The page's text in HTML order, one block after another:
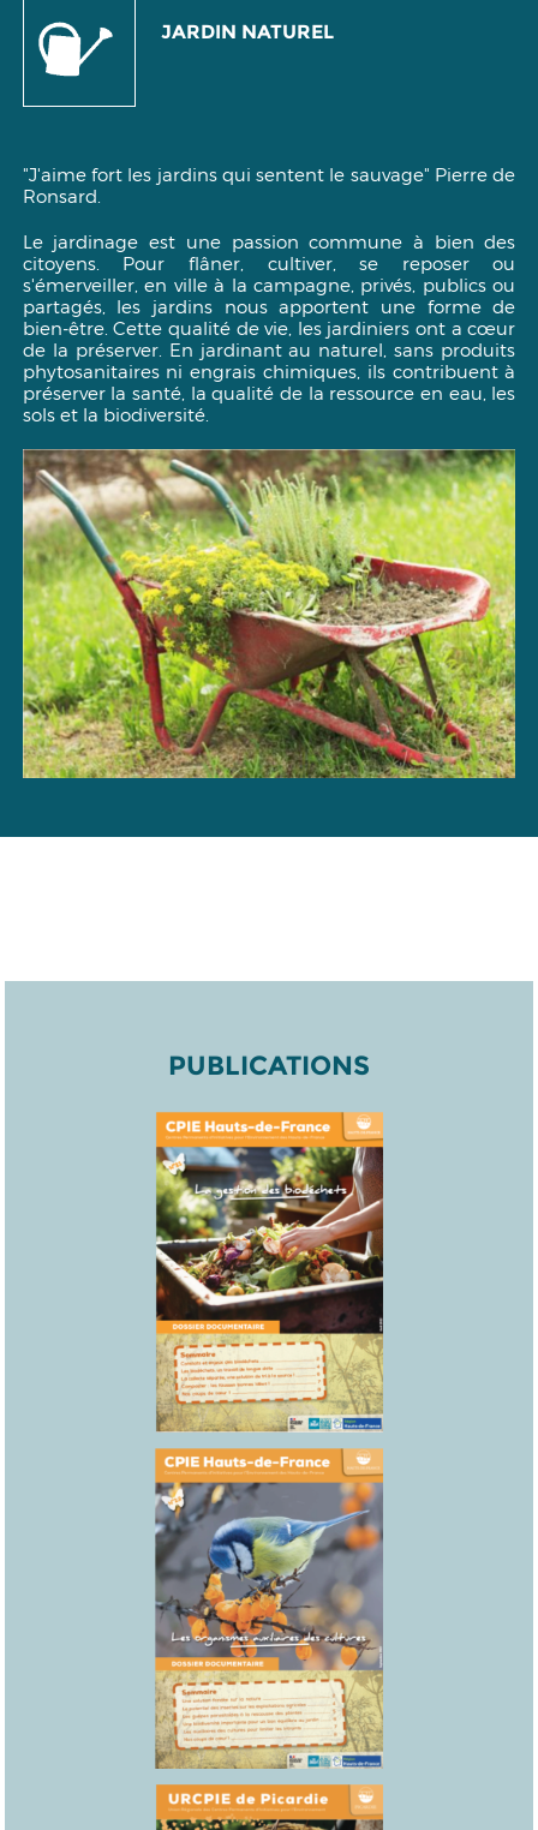
JARDIN NATUREL
"J'aime fort les jardins qui sentent le sauvage" Pierre de
Ronsard.
Le jardinage est une passion commune à bien des
citoyens. Pour flâner, cultiver, se reposer ou
s'émerveiller, en ville à la campagne, privés, publics ou
partagés, les jardins nous apportent une forme de
bien-être. Cette qualité de vie, les jardiniers ont a cœur
de la préserver. En jardinant au naturel, sans produits
phytosanitaires ni engrais chimiques, ils contribuent à
préserver la santé, la qualité de la ressource en eau, les
sols et la biodiversité.
PUBLICATIONS